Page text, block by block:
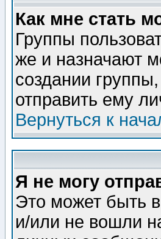
Как мне стать
Группы
же и назначают
создании
отправить ему
Вернуться к
Я не могу
Это может быть
и/или не вошли